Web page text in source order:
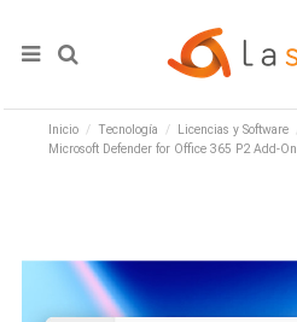
Inicio Tecnología Licencias y Software
Microsoft Defender for Office 365 P2 Add-On